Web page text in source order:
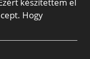
Hogy